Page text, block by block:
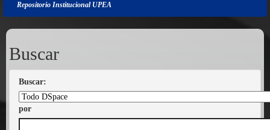
Repositorio Institucional UPEA
Buscar
Buscar:
por